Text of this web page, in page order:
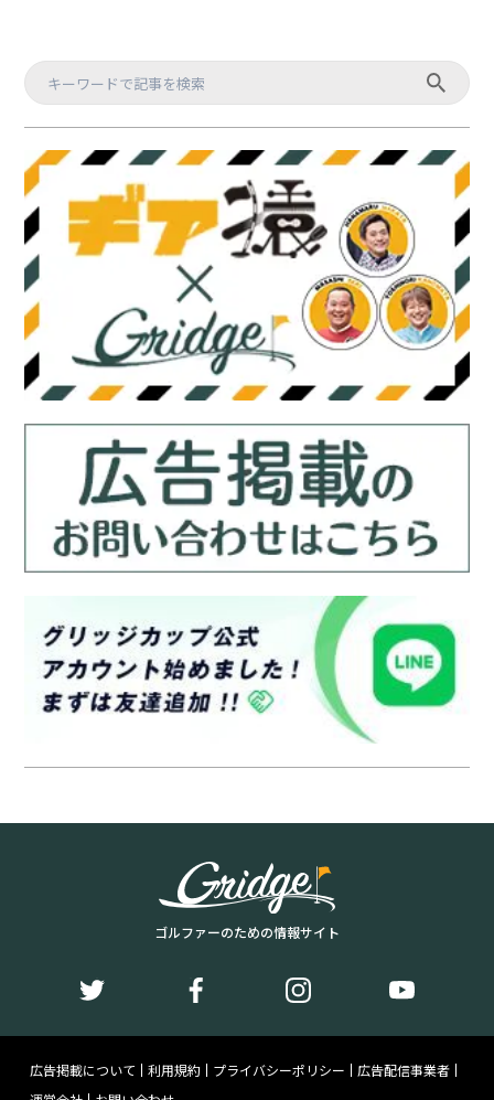
ゴルファーのための情報サイト
広告掲載について 利用規約 プライバシーポリシー
広告配信事業者